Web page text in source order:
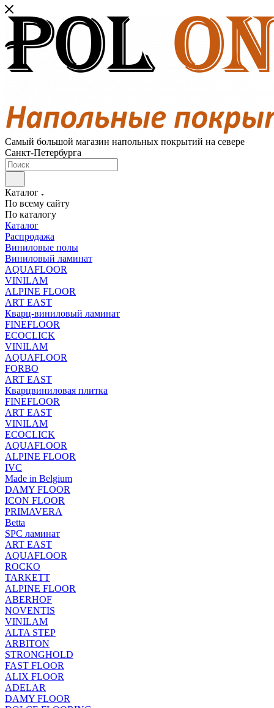
Самый большой магазин напольных покрытий на севере
Санкт-Петербурга
Каталог
По всему сайту
По каталогу
Каталог
Распродажа
Виниловые полы
Виниловый ламинат
AQUAFLOOR
VINILAM
ALPINE FLOOR
ART EAST
Кварц-виниловый ламинат
FINEFLOOR
ECOCLICK
VINILAM
AQUAFLOOR
FORBO
ART EAST
Кварцвиниловая плитка
FINEFLOOR
ART EAST
VINILAM
ECOCLICK
AQUAFLOOR
ALPINE FLOOR
IVC
Made in Belgium
DAMY FLOOR
ICON FLOOR
PRIMAVERA
Betta
SPC ламинат
ART EAST
AQUAFLOOR
ROCKO
TARKETT
ALPINE FLOOR
ABERHOF
NOVENTIS
VINILAM
ALTA STEP
ARBITON
STRONGHOLD
FAST FLOOR
ALIX FLOOR
ADELAR
DAMY FLOOR